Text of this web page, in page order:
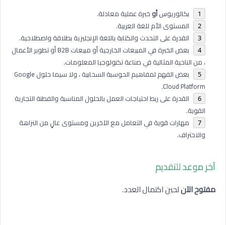
بكالوريوسأو خبرة عملية معادلة.
المستوى الأم للغة العربية.
القدرة على التحدث والكتابة باللغة الإنجليزية بطلاقة واصطلاحية.
بعض الخبرة في المبيعات الخارجية أو مبيعات B2B أو تطوير الأعمال
، من الناحية المثالية في صناعة تكنولوجيا المعلومات.
بعض الفهم لمفاهيم الحوسبة السحابية ، ولا سيما حلول Google
Cloud Platform.
القدرة على ربط احتياجات العمل بالحلول المناسبة والفطنة التجارية
القوية.
مهارات قوية في التعامل مع الآخرين ومستوى عالٍ من النزاهة
والاحتراف.
آخر موعد للتقديم
مفتوح الآنلحين اكتمال العدد.